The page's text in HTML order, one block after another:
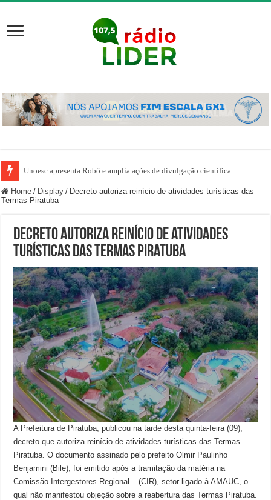
Unoesc apresenta Robô e amplia ações de divulgação científica
Home / Display / Decreto autoriza reinício de atividades turísticas das
Termas Piratuba
Decreto autoriza reinício de atividades
turísticas das Termas Piratuba
A Prefeitura de Piratuba, publicou na tarde desta quinta-feira (09),
decreto que autoriza reinício de atividades turísticas das Termas
Piratuba. O documento assinado pelo prefeito Olmir Paulinho
Benjamini (Bile), foi emitido após a tramitação da matéria na
Comissão Intergestores Regional – (CIR), setor ligado à AMAUC, o
qual não manifestou objeção sobre a reabertura das Termas Piratuba.